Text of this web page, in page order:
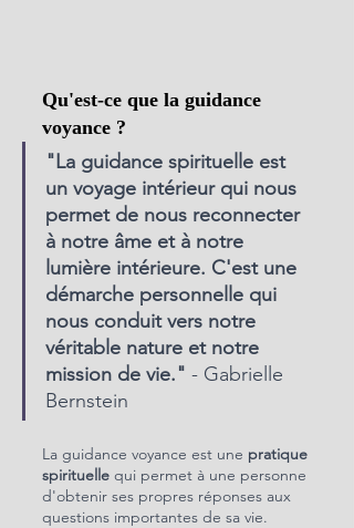
Qu'est-ce que la guidance
voyance ?
"La guidance spirituelle est
un voyage intérieur qui nous
permet de nous reconnecter
à notre âme et à notre
lumière intérieure. C'est une
démarche personnelle qui
nous conduit vers notre
véritable nature et notre
mission de vie." - Gabrielle
Bernstein
La guidance voyance est une pratique
spirituelle qui permet à une personne
d'obtenir ses propres réponses aux
questions importantes de sa vie.